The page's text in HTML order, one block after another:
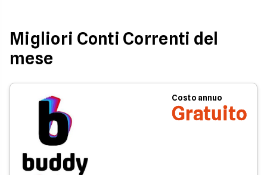
Migliori Conti Correnti del
mese
Costo annuo
Gratuito